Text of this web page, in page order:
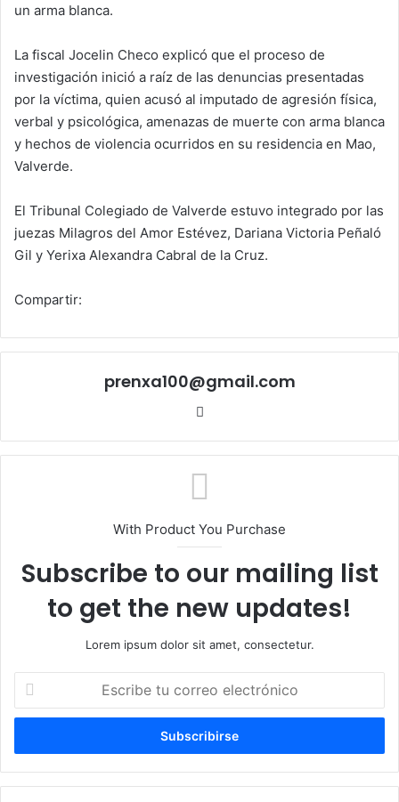
un arma blanca.
La fiscal Jocelin Checo explicó que el proceso de
investigación inició a raíz de las denuncias presentadas
por la víctima, quien acusó al imputado de agresión física,
verbal y psicológica, amenazas de muerte con arma blanca
y hechos de violencia ocurridos en su residencia en Mao,
Valverde.
El Tribunal Colegiado de Valverde estuvo integrado por las
juezas Milagros del Amor Estévez, Dariana Victoria Peñaló
Gil y Yerixa Alexandra Cabral de la Cruz.
Compartir:
prenxa100@gmail.com
With Product You Purchase
Subscribe to our mailing list
to get the new updates!
Lorem ipsum dolor sit amet, consectetur.
correo